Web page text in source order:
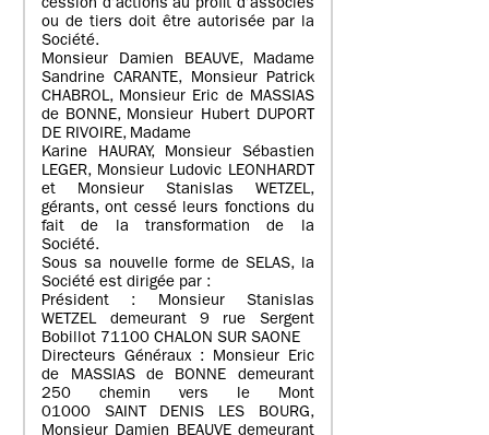
cession d’actions au profit d’associés
ou de tiers doit être autorisée par la
Société.
Monsieur Damien BEAUVE, Madame
Sandrine CARANTE, Monsieur Patrick
CHABROL, Monsieur Eric de MASSIAS
de BONNE, Monsieur Hubert DUPORT
DE RIVOIRE, Madame
Karine HAURAY, Monsieur Sébastien
LEGER, Monsieur Ludovic LEONHARDT
et Monsieur Stanislas WETZEL,
gérants, ont cessé leurs fonctions du
fait de la transformation de la
Société.
Sous sa nouvelle forme de SELAS, la
Société est dirigée par :
Président : Monsieur Stanislas
WETZEL demeurant 9 rue Sergent
Bobillot 71100 CHALON SUR SAONE
Directeurs Généraux : Monsieur Eric
de MASSIAS de BONNE demeurant
250 chemin vers le Mont
01000 SAINT DENIS LES BOURG,